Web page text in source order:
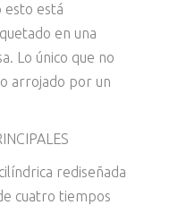
esto está
en una
Lo único que no
arrojado por un
rediseñada
cuatro tiempos